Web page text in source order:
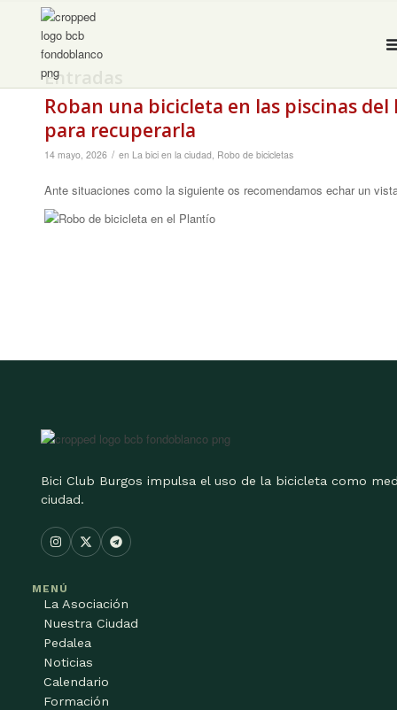
Entradas
Roban una bicicleta en las piscinas
para recuperarla
14 mayo, 2026 / en La bici en la ciudad, Robo de bicicletas
Ante situaciones como la siguiente os recomendamos echar un
Bici Club Burgos impulsa el uso de la bicicleta como
ciudad.
MENÚ
La Asociación
Nuestra Ciudad
Pedalea
Noticias
Calendario
Formación